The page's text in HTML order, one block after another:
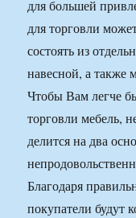
для большей
для торговли
состоять из
навесной, а также
Чтобы Вам легче
торговли мебель,
делится на два
Благодаря
покупатели будут